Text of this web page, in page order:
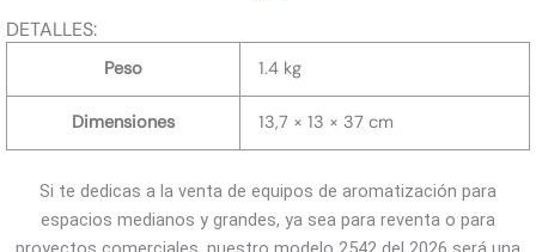
DETALLES:
Peso 1.4 kg
Dimensiones 13,7 × 13 × 37 cm
Si te dedicas a la venta de equipos de aromatización para
espacios medianos y grandes, ya sea para reventa o para